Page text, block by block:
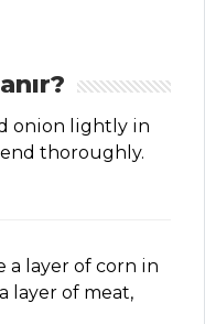
onion lightly in
thoroughly.
a layer of corn in
layer of meat,